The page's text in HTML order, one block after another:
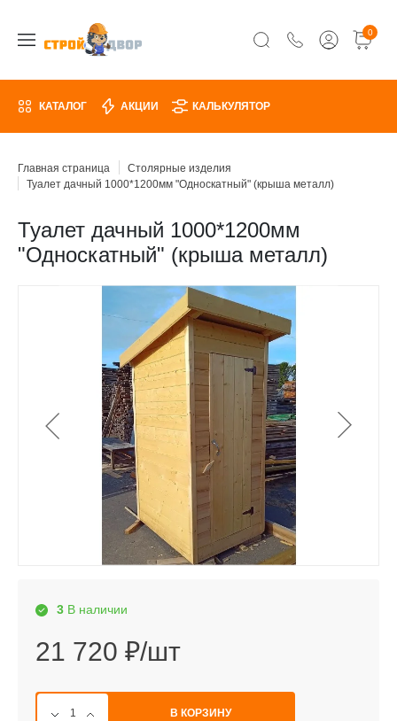
0
КАТАЛОГ АКЦИИ КАЛЬКУЛЯТОР
Главная страница
Столярные изделия
Туалет дачный 1000*1200мм "Односкатный" (крыша металл)
Туалет дачный 1000*1200мм
"Односкатный" (крыша металл)
3 В наличии
21 720 ₽/шт
В КОРЗИНУ